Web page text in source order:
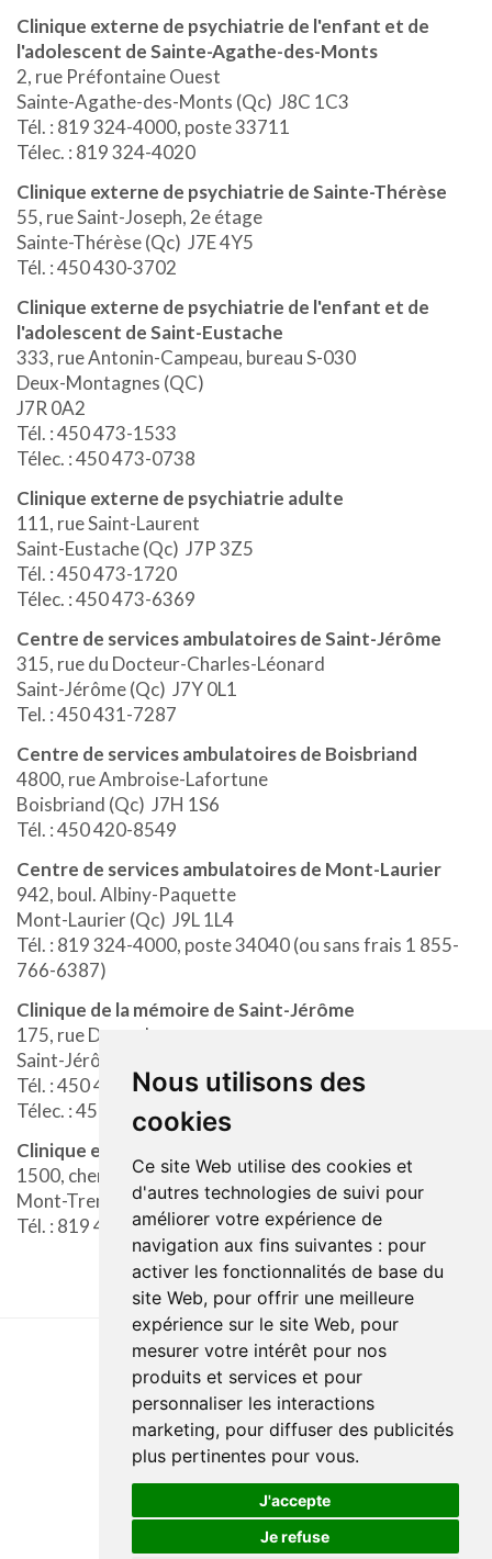
Nous utilisons des
cookies
Ce site Web utilise des cookies et
d'autres technologies de suivi pour
améliorer votre expérience de
navigation aux fins suivantes : pour
activer les fonctionnalités de base du
site Web, pour offrir une meilleure
expérience sur le site Web, pour
mesurer votre intérêt pour nos
produits et services et pour
personnaliser les interactions
marketing, pour diffuser des publicités
plus pertinentes pour vous.
J'accepte
Je refuse
Clinique externe de psychiatrie de l'enfant et de
l'adolescent de Sainte-Agathe-des-Monts
2, rue Préfontaine Ouest
Sainte-Agathe-des-Monts (Qc) J8C 1C3
Tél. : 819 324-4000, poste 33711
Télec. : 819 324-4020
Clinique externe de psychiatrie de Sainte-Thérèse
55, rue Saint-Joseph, 2e étage
Sainte-Thérèse (Qc) J7E 4Y5
Tél. : 450 430-3702
Clinique externe de psychiatrie de l'enfant et de
l'adolescent de Saint-Eustache
333, rue Antonin-Campeau, bureau S-030
Deux-Montagnes (QC)
J7R 0A2
Tél. : 450 473-1533
Télec. : 450 473-0738
Clinique externe de psychiatrie adulte
111, rue Saint-Laurent
Saint-Eustache (Qc) J7P 3Z5
Tél. : 450 473-1720
Télec. : 450 473-6369
Centre de services ambulatoires de Saint-Jérôme
315, rue du Docteur-Charles-Léonard
Saint-Jérôme (Qc) J7Y 0L1
Tel. : 450 431-7287
Centre de services ambulatoires de Boisbriand
4800, rue Ambroise-Lafortune
Boisbriand (Qc) J7H 1S6
Tél. : 450 420-8549
Centre de services ambulatoires de Mont-Laurier
942, boul. Albiny-Paquette
Mont-Laurier (Qc) J9L 1L4
Tél. : 819 324-4000, poste 34040 (ou sans frais 1 855-
766-6387)
Clinique de la mémoire de Saint-Jérôme
175, rue Durand
Saint-Jérôme (Qc) J7Z 2V4
Tél. : 450 432-2777, poste 23231
Télec. : 450 431-8344
Clinique externe de réadaptation (
1500, chemin Du Docteur-Ouimet
Mont-Tremblant (Qc) J8E 0X2
Tél. : 819 425-3771
Dernière mise à jour : 23 juin 2026
Accessibilité
Documentation
Réalisation du site